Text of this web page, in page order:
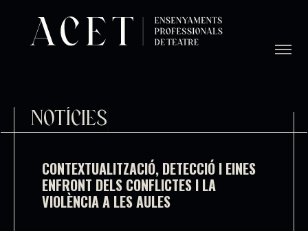
NOTÍCIES
CONTEXTUALITZACIÓ, DETECCIÓ I EINES
ENFRONT DELS CONFLICTES I LA
VIOLÈNCIA A LES AULES